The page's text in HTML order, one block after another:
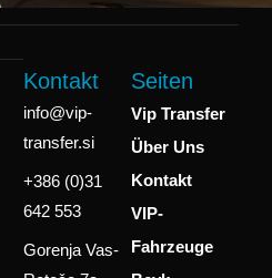
Kontakt
info@vip-
transfer.si
+386 (0)31
642 553
Gorenja Vas-
Seiten
Vip Transfer
Über Uns
Kontakt
VIP-
Fahrzeuge